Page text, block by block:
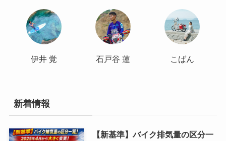
伊井 覚 石戸谷 蓮 こばん
新着情報
【新基準】バイク排気量の区分一